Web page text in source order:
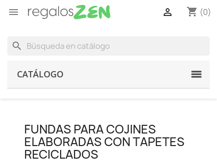
 shopping_cart (0)

search
CATÁLOGO
FUNDAS PARA COJINES
ELABORADAS CON TAPETES
RECICLADOS